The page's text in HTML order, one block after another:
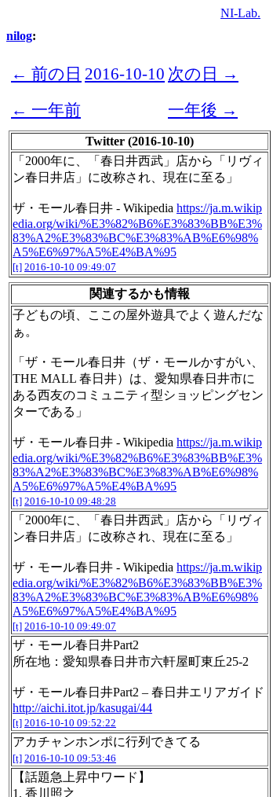
NI-Lab.
nilog:
← 前の日 2016-10-10 次の日 →
← 一年前
一年後 →
Twitter (2016-10-10)
「2000年に、「春日井西武」店から「リヴィ
ン春日井店」に改称され、現在に至る」
ザ・モール春日井 - Wikipedia https://ja.m.wikip
edia.org/wiki/%E3%82%B6%E3%83%BB%E3%
83%A2%E3%83%BC%E3%83%AB%E6%98%
A5%E6%97%A5%E4%BA%95
[t] 2016-10-10 09:49:07
関連するかも情報
子どもの頃、ここの屋外遊具でよく遊んだな
ぁ。
「ザ・モール春日井（ザ・モールかすがい、
THE MALL 春日井）は、愛知県春日井市に
ある西友のコミュニティ型ショッピングセン
ターである」
ザ・モール春日井 - Wikipedia https://ja.m.wikip
edia.org/wiki/%E3%82%B6%E3%83%BB%E3%
83%A2%E3%83%BC%E3%83%AB%E6%98%
A5%E6%97%A5%E4%BA%95
[t] 2016-10-10 09:48:28
「2000年に、「春日井西武」店から「リヴィ
ン春日井店」に改称され、現在に至る」
ザ・モール春日井 - Wikipedia https://ja.m.wikip
edia.org/wiki/%E3%82%B6%E3%83%BB%E3%
83%A2%E3%83%BC%E3%83%AB%E6%98%
A5%E6%97%A5%E4%BA%95
[t] 2016-10-10 09:49:07
ザ・モール春日井Part2
所在地：愛知県春日井市六軒屋町東丘25-2
ザ・モール春日井Part2 – 春日井エリアガイド
http://aichi.itot.jp/kasugai/44
[t] 2016-10-10 09:52:22
アカチャンホンポに行列できてる
[t] 2016-10-10 09:53:46
【話題急上昇中ワード】
1. 香川照之